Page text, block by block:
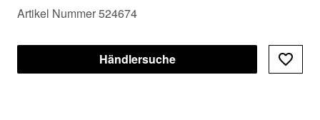
Artikel Nummer 524674
Händlersuche